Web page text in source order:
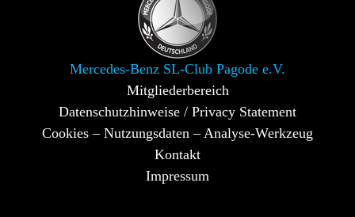
Mercedes-Benz SL-Club Pagode e.V.
Mitgliederbereich
Datenschutzhinweise / Privacy Statement
Cookies – Nutzungsdaten – Analyse-Werkzeug
Kontakt
Impressum